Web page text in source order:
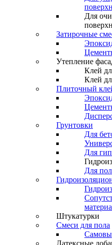
Для
Затирочные
Утепление
Клей
Клей
Плиточный
Грунтовки
Для
Для
Для
Штукатурки
Смеси для пола
Латексные